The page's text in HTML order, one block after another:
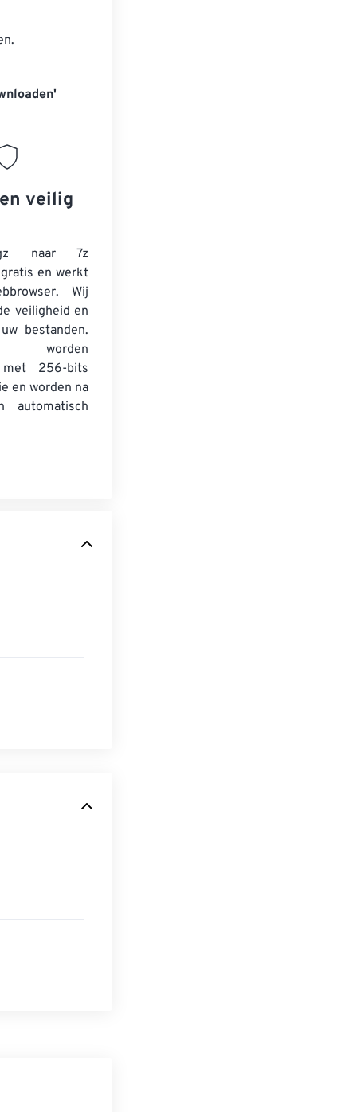
veilig
naar 7z
en werkt
Wij
veiligheid en
bestanden.
worden
met 256-bits
en worden na
automatisch